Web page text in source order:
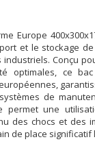
Europe
et le stockage
industriels. Conçu
optimales, ce
de
permet une
des chocs et des
de place significatif